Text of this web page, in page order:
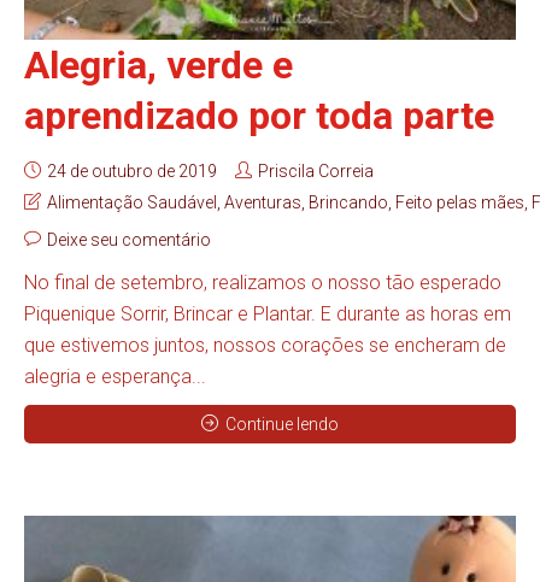
Alegria, verde e
aprendizado por toda parte
24 de outubro de 2019
Priscila Correia
Alimentação Saudável Aventuras Brincando Feito pelas mães
Deixe seu comentário
No final de setembro, realizamos o nosso tão esperado
Piquenique Sorrir, Brincar e Plantar. E durante as horas em
que estivemos juntos, nossos corações se encheram de
alegria e esperança...
Continue lendo